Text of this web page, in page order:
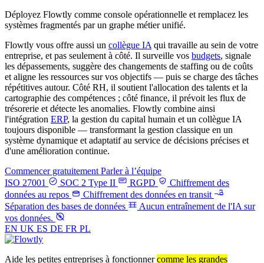
Déployez Flowtly comme console opérationnelle et remplacez les
systèmes fragmentés par un graphe métier unifié.
Flowtly vous offre aussi un collègue IA qui travaille au sein de votre
entreprise, et pas seulement à côté. Il surveille vos budgets, signale
les dépassements, suggère des changements de staffing ou de coûts
et aligne les ressources sur vos objectifs — puis se charge des tâches
répétitives autour. Côté RH, il soutient l'allocation des talents et la
cartographie des compétences ; côté finance, il prévoit les flux de
trésorerie et détecte les anomalies. Flowtly combine ainsi
l'intégration ERP, la gestion du capital humain et un collègue IA
toujours disponible — transformant la gestion classique en un
système dynamique et adaptatif au service de décisions précises et
d'une amélioration continue.
Commencer gratuitement Parler à l’équipe
ISO 27001
SOC 2 Type II RGPD
Chiffrement des
données au repos
Chiffrement des données en transit
Séparation des bases de données
Aucun entraînement de l'IA sur
vos données.
EN UK ES DE FR PL
Aide les petites entreprises à fonctionnercomme les grandes